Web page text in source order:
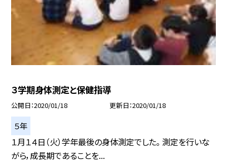
３学期身体測定と保健指導
公開日 2020/01/18 更新日 2020/01/18
５年
１月１４日（火）学年最後の身体測定でした。 測定を行いな
がら，成長期であることを...